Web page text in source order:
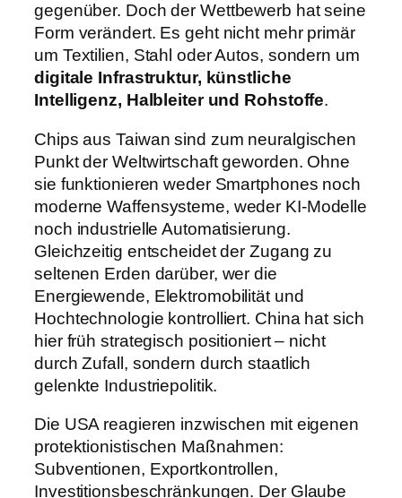
gegenüber. Doch der Wettbewerb hat seine
Form verändert. Es geht nicht mehr primär
um Textilien, Stahl oder Autos, sondern um
digitale Infrastruktur, künstliche
Intelligenz, Halbleiter und Rohstoffe.
Chips aus Taiwan sind zum neuralgischen
Punkt der Weltwirtschaft geworden. Ohne
sie funktionieren weder Smartphones noch
moderne Waffensysteme, weder KI-Modelle
noch industrielle Automatisierung.
Gleichzeitig entscheidet der Zugang zu
seltenen Erden darüber, wer die
Energiewende, Elektromobilität und
Hochtechnologie kontrolliert. China hat sich
hier früh strategisch positioniert – nicht
durch Zufall, sondern durch staatlich
gelenkte Industriepolitik.
Die USA reagieren inzwischen mit eigenen
protektionistischen Maßnahmen:
Subventionen, Exportkontrollen,
Investitionsbeschränkungen. Der Glaube